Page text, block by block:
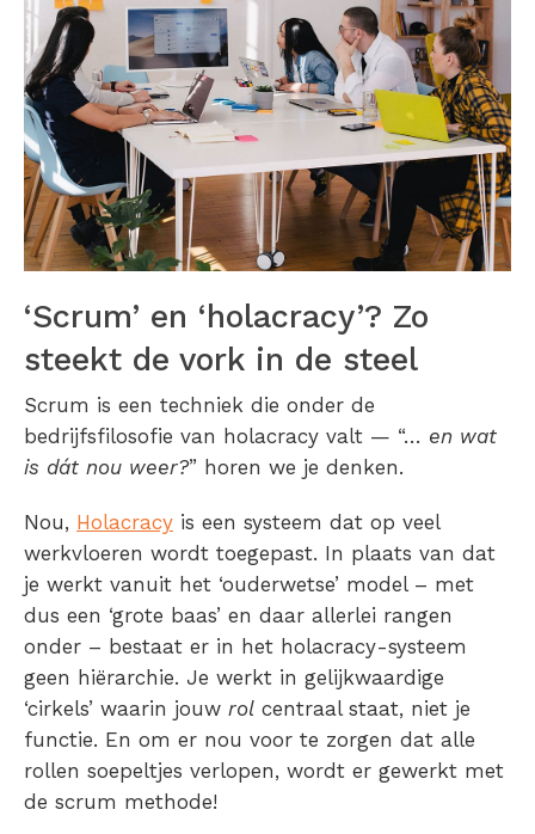
‘Scrum’ en ‘holacracy’? Zo
steekt de vork in de steel
Scrum is een techniek die onder de
bedrijfsfilosofie van holacracy valt — “… en wat
is dát nou weer?” horen we je denken.
Nou, Holacracy is een systeem dat op veel
werkvloeren wordt toegepast. In plaats van dat
je werkt vanuit het ‘ouderwetse’ model – met
dus een ‘grote baas’ en daar allerlei rangen
onder – bestaat er in het holacracy-systeem
geen hiërarchie. Je werkt in gelijkwaardige
‘cirkels’ waarin jouw rol centraal staat, niet je
functie. En om er nou voor te zorgen dat alle
rollen soepeltjes verlopen, wordt er gewerkt met
de scrum methode!